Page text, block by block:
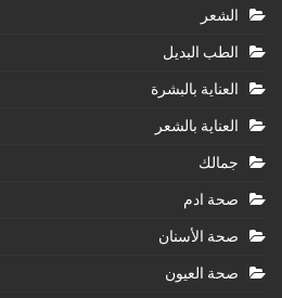
الشعر
الطب البديل
العناية بالبشرة
العناية بالشعر
جمالك
صحة ادم
صحة الأسنان
صحة العيون